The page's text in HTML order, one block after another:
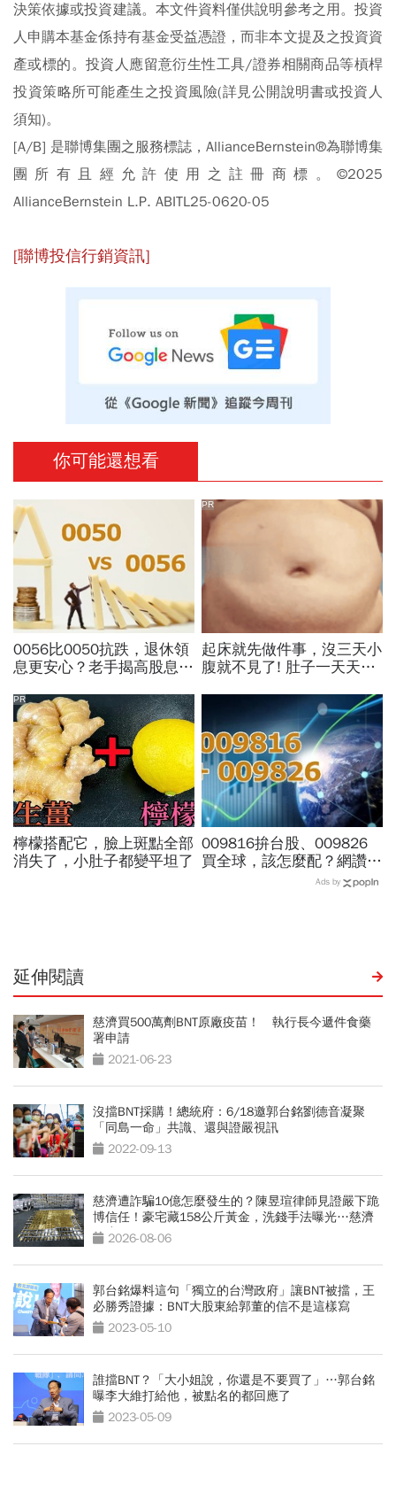
決策依據或投資建議。本文件資料僅供說明參考之用。投資
人申購本基金係持有基金受益憑證，而非本文提及之投資資
產或標的。投資人應留意衍生性工具/證券相關商品等槓桿
投資策略所可能產生之投資風險(詳見公開說明書或投資人
須知)。
[A/B] 是聯博集團之服務標誌，AllianceBernstein®為聯博集
團所有且經允許使用之註冊商標。©2025
AllianceBernstein L.P. ABITL25-0620-05
[聯博投信行銷資訊]
你可能還想看
0056比0050抗跌，退休領
息更安心？老手揭高股息
入也追不上，13年總報酬
竟輸600％
起床就先做件事，沒三天小
腹就不見了! 肚子一天天變
PR
檸檬搭配它，臉上斑點全部
消失了，小肚子都變平坦了
PR
009816拚台股、009826
買全球，該怎麼配？網讚
「最強懶人投資」...為何股
Ads by
延伸閱讀
慈濟買500萬劑BNT原廠疫苗！ 執行長今遞件食藥
署申請
2021-06-23
沒擋BNT採購！總統府：6/18邀郭台銘劉德音凝聚
「同島一命」共識、還與證嚴視訊
2022-09-13
慈濟遭詐騙10億怎麼發生的？陳昱瑄律師見證嚴下跪
博信任！豪宅藏158公斤黃金，洗錢手法曝光…慈濟
回應了
2026-08-06
郭台銘爆料這句「獨立的台灣政府」讓BNT被擋，王
必勝秀證據：BNT大股東給郭董的信不是這樣寫
2023-05-10
誰擋BNT？「大小姐說，你還是不要買了」…郭台銘
曝李大維打給他，被點名的都回應了
2023-05-09